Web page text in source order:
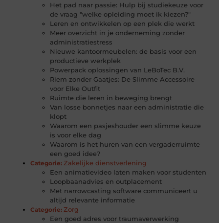
Het pad naar passie: Hulp bij studiekeuze voor
de vraag "welke opleiding moet ik kiezen?"
Leren en ontwikkelen op een plek die werkt
Meer overzicht in je onderneming zonder
administratiestress
Nieuwe kantoormeubelen: de basis voor een
productieve werkplek
Powerpack oplossingen van LeBoTec B.V.
Riem zonder Gaatjes: De Slimme Accessoire
voor Elke Outfit
Ruimte die leren in beweging brengt
Van losse bonnetjes naar een administratie die
klopt
Waarom een pasjeshouder een slimme keuze
is voor elke dag
Waarom is het huren van een vergaderruimte
een goed idee?
Categorie: Zakelijke dienstverlening
Een animatievideo laten maken voor studenten
Loopbaanadvies en outplacement
Met narrowcasting software communiceert u
altijd relevante informatie
Categorie: Zorg
Een goed adres voor traumaverwerking